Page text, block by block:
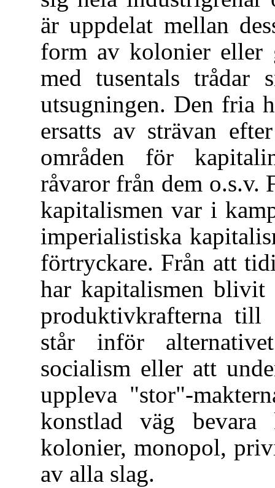
är uppdelat mellan
form av kolonier eller
med tusentals trådar
utsugningen. Den fria
ersatts av strävan
områden för
råvaror från dem o.s.v.
kapitalismen var i
imperialistiska
förtryckare. Från att
har kapitalismen blivit
produktivkrafterna till
står inför
socialism eller att
uppleva "stor"-
konstlad väg
kolonier, monopol,
av alla slag.